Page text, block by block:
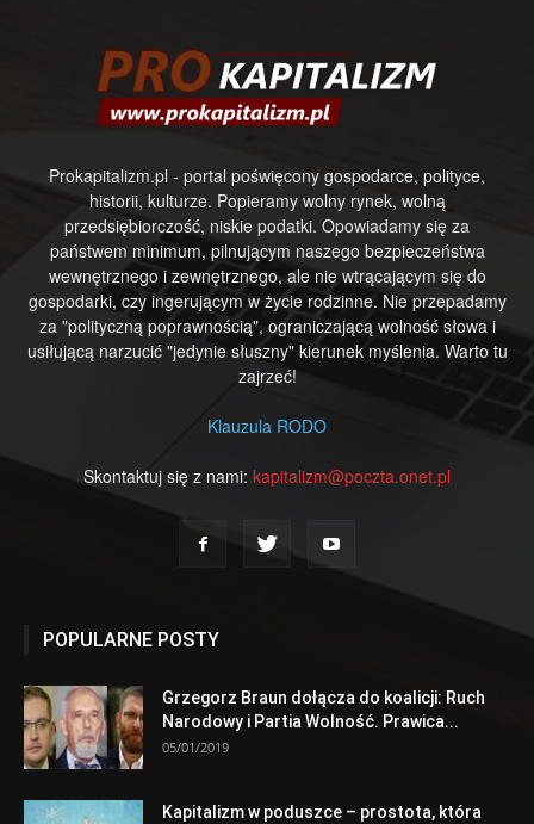
Prokapitalizm.pl - portal poświęcony gospodarce, polityce,
historii, kulturze. Popieramy wolny rynek, wolną
przedsiębiorczość, niskie podatki. Opowiadamy się za
państwem minimum, pilnującym naszego bezpieczeństwa
wewnętrznego i zewnętrznego, ale nie wtrącającym się do
gospodarki, czy ingerującym w życie rodzinne. Nie przepadamy
za "polityczną poprawnością", ograniczającą wolność słowa i
usiłującą narzucić "jedynie słuszny" kierunek myślenia. Warto tu
zajrzeć!
Klauzula RODO
Skontaktuj się z nami: kapitalizm@poczta.onet.pl
POPULARNE POSTY
Grzegorz Braun dołącza do koalicji: Ruch
Narodowy i Partia Wolność. Prawica...
05/01/2019
Kapitalizm w poduszce – prostota, która